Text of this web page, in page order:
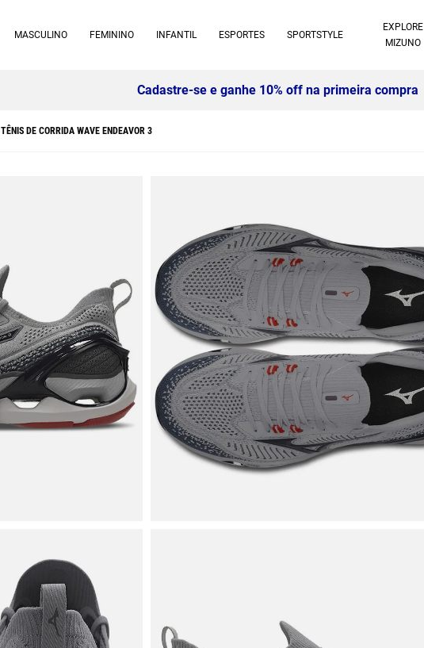
MASCULINO FEMININO INFANTIL ESPORTES SPORTSTYLE
EXPLORE
MIZUNO
Cadastre-se e ganhe 10% off na primeira compra
TÊNIS DE CORRIDA WAVE ENDEAVOR 3